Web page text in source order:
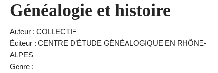
Généalogie et histoire
Auteur : COLLECTIF
Éditeur : CENTRE D’ÉTUDE GÉNÉALOGIQUE EN RHÔNE-
ALPES
Genre :